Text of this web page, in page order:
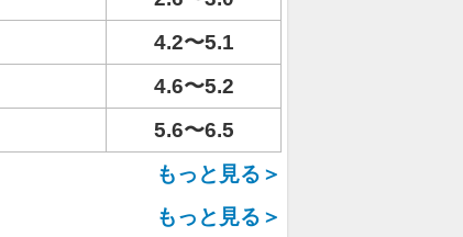
4.2〜5.1
4.6〜5.2
5.6〜6.5
もっと見る＞
もっと見る＞